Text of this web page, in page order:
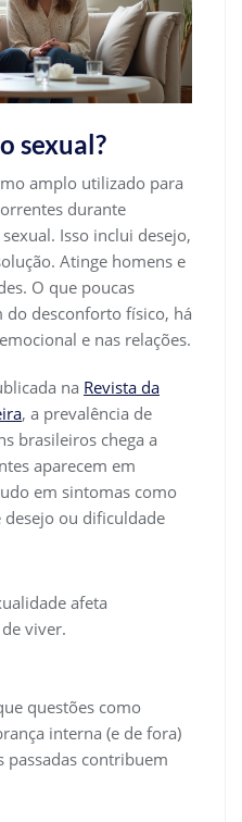
sexual?
amplo utilizado para
durante
Isso inclui desejo,
Atinge homens e
O que poucas
do desconforto físico, há
e nas relações.
na Revista da
, a prevalência de
brasileiros chega a
aparecem em
em sintomas como
ou dificuldade
afeta
viver.
questões como
interna (e de fora)
passadas contribuem